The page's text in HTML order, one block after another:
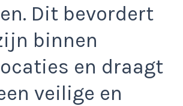
Dit bevordert
binnen
en draagt
veilige en